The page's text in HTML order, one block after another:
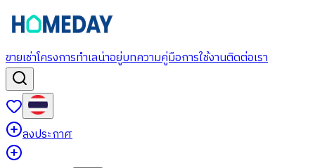
ขายเช่าโครงการทำเลน่าอยู่บทความคู่มือการใช้งานติดต่อเรา
ลงประกาศ